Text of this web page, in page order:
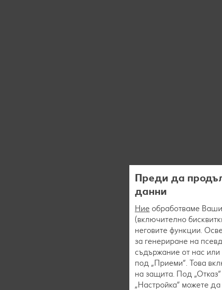
Преди да
данни
Ние обработваме
(включително
неговите функции.
за генериране на
съдържание от нас или
под „Приеми“. Това
на защита. Под
„Настройка“ можете